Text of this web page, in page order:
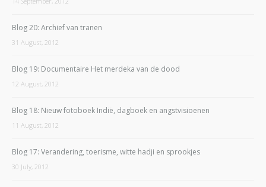
Blog 20: Archief van tranen
31 August, 2012
Blog 19: Documentaire Het merdeka van de dood
12 August, 2012
Blog 18: Nieuw fotoboek Indië, dagboek en angstvisioenen
11 August, 2012
Blog 17: Verandering, toerisme, witte hadji en sprookjes
30 July, 2012